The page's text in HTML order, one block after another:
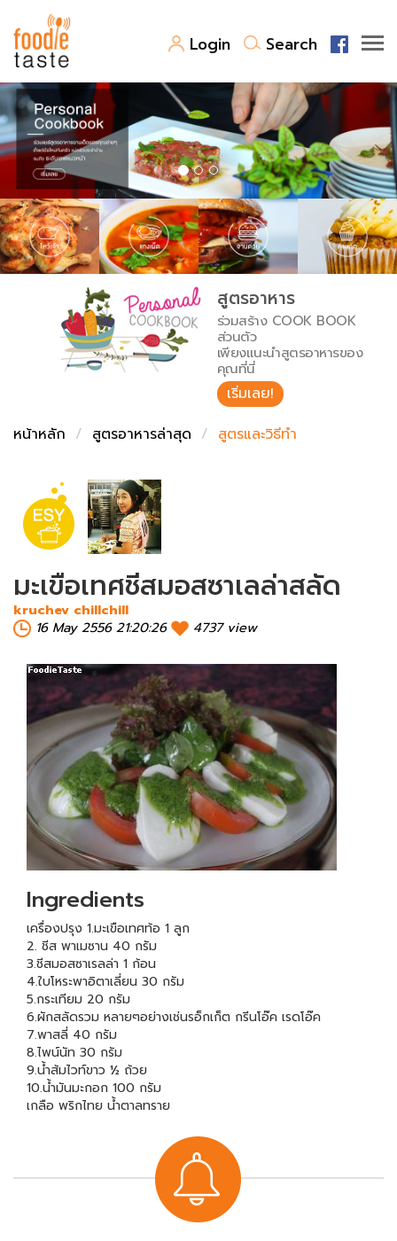
Login Search
สูตรอาหาร
สูตรอาหารล่าสุด
Top Foodie
พาไปชิม
สารพันก้นครัว
เคล็ดลับน่ารู้
เปรียบเทียบหน่วยการตวง
เปรียบเทียบอุณหภูมิ
เปรียบเทียบน้ำหนักวัตถุดิบ
FoodPedia
สร้าง Cookbook
สูตรอาหาร
ร่วมสร้าง COOK BOOK
ส่วนตัว
เพียงแนะนำสูตรอาหารของ
คุณที่นี่
เริ่มเลย!
หน้าหลัก
สูตรอาหารล่าสุด สูตรและวิธีทำ
มะเขือเทศชีสมอสซาเลล่าสลัด
kruchev chillchill
16 May 2556 21:20:26
4737 view
Ingredients
เครื่องปรุง 1.มะเขือเทศท้อ 1 ลูก
2. ชีส พาเมซาน 40 กรัม
3.ชีสมอสซาเรลล่า 1 ก้อน
4.ใบโหระพาอิตาเลี่ยน 30 กรัม
5.กระเทียม 20 กรัม
6.ผักสลัดรวม หลายๆอย่างเช่นรอ็กเก็ต กรีนโอ๊ค เรดโอ๊ค
7.พาสลี่ 40 กรัม
8.ไพน์นัท 30 กรัม
9.น้ำส้มไวท์ขาว ½ ถ้วย
10.น้ำมันมะกอก 100 กรัม
เกลือ พริกไทย น้ำตาลทราย